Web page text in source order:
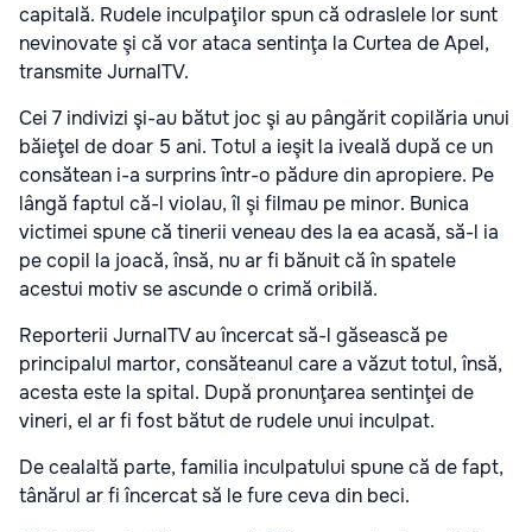
capitală. Rudele inculpaţilor spun că odraslele lor sunt
nevinovate şi că vor ataca sentinţa la Curtea de Apel,
transmite JurnalTV.
Cei 7 indivizi şi-au bătut joc şi au pângărit copilăria unui
băieţel de doar 5 ani. Totul a ieşit la iveală după ce un
consătean i-a surprins într-o pădure din apropiere. Pe
lângă faptul că-l violau, îl şi filmau pe minor. Bunica
victimei spune că tinerii veneau des la ea acasă, să-l ia
pe copil la joacă, însă, nu ar fi bănuit că în spatele
acestui motiv se ascunde o crimă oribilă.
Reporterii JurnalTV au încercat să-l găsească pe
principalul martor, consăteanul care a văzut totul, însă,
acesta este la spital. După pronunţarea sentinţei de
vineri, el ar fi fost bătut de rudele unui inculpat.
De cealaltă parte, familia inculpatului spune că de fapt,
tânărul ar fi încercat să le fure ceva din beci.